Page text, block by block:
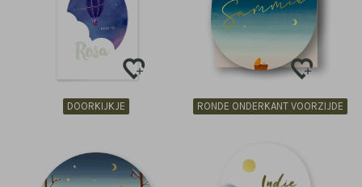
DOORKIJKJE RONDE ONDERKANT VOORZIJDE